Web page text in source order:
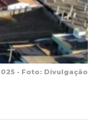
- Foto: Divulgação